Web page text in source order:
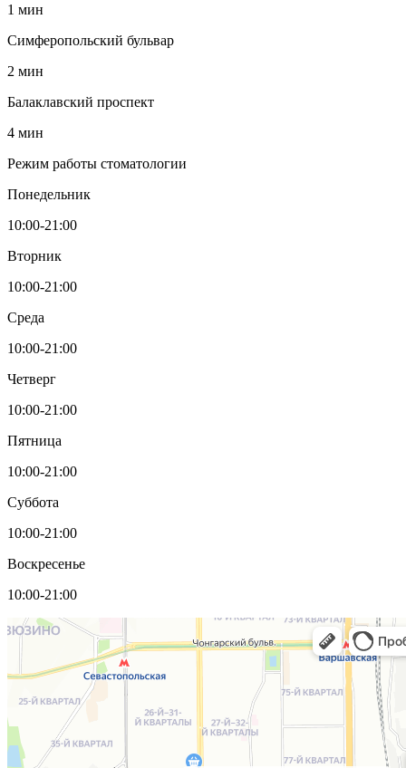
1 мин
Симферопольский бульвар
2 мин
Балаклавский проспект
4 мин
Режим работы стоматологии
Понедельник
10:00-21:00
Вторник
10:00-21:00
Среда
10:00-21:00
Четверг
10:00-21:00
Пятница
10:00-21:00
Суббота
10:00-21:00
Воскресенье
10:00-21:00